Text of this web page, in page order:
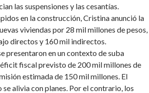
las suspensiones y las cesantías.
en la construcción, Cristina anunció la
viviendas por 28 mil millones de pesos,
directos y 160 mil indirectos.
presentaron en un contexto de suba
fiscal previsto de 200 mil millones de
estimada de 150 mil millones. El
alivia con planes. Por el contrario, los